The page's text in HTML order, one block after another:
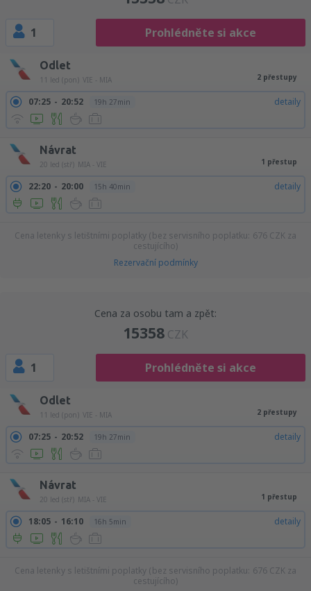
1 Prohlédněte si akce
Odlet
11 led (pon) VIE - MIA 2 přestupy
07:25 20:52 19h 27min detaily
Návrat
20 led (stř) MIA - VIE 1 přestup
22:20 20:00 15h 40min detaily
Cena letenky s letištními poplatky (bez servisního poplatku: 676 CZK za
cestujícího)
Rezervační podmínky
Cena za osobu tam a zpět:
15358 CZK
1 Prohlédněte si akce
Odlet
11 led (pon) VIE - MIA 2 přestupy
07:25 20:52 19h 27min detaily
Návrat
20 led (stř) MIA - VIE 1 přestup
18:05 16:10 16h 5min detaily
Cena letenky s letištními poplatky (bez servisního poplatku: 676 CZK za
cestujícího)